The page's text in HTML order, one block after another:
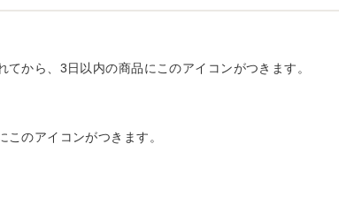
てから、3日以内の商品にこのアイコンがつきます。
このアイコンがつきます。